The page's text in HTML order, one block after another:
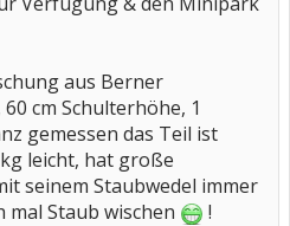
aus Berner
cm Schulterhöhe, 1
gemessen das Teil ist
leicht, hat große
seinem Staubwedel immer
mal Staub wischen
!